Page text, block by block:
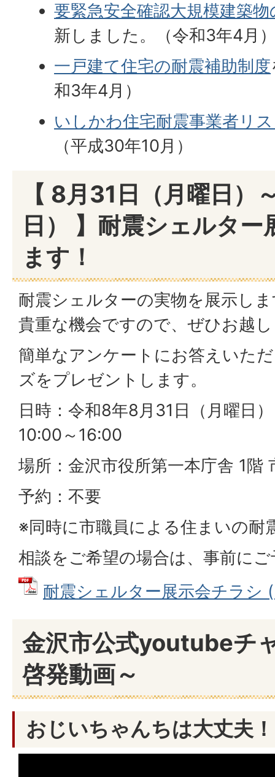
要緊急安全確認大規模建築
新しました。（令和3年4月
一戸建て住宅の耐震補助制度
和3年4月）
いしかわ住宅耐震事業者リ
（平成30年10月）
【 8月31日（月曜日）
日） 】耐震シェルター
ます！
耐震シェルターの実物を展示し
貴重な機会ですので、ぜひお越
簡単なアンケートにお答えいた
ズをプレゼントします。
日時：令和8年8月31日（月曜日
10:00～16:00
場所：金沢市役所第一本庁舎 1階
予約：不要
※同時に市職員による住まいの耐
相談をご希望の場合は、事前に
耐震シェルター展示会チラシ
金沢市公式youtubeチ
啓発動画～
おじいちゃんちは大丈夫